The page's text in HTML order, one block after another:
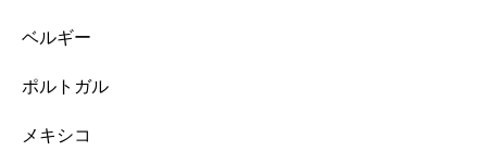
ベルギー
ポルトガル
メキシコ